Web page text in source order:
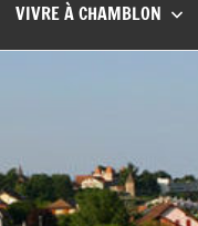
VIVRE À CHAMBLON